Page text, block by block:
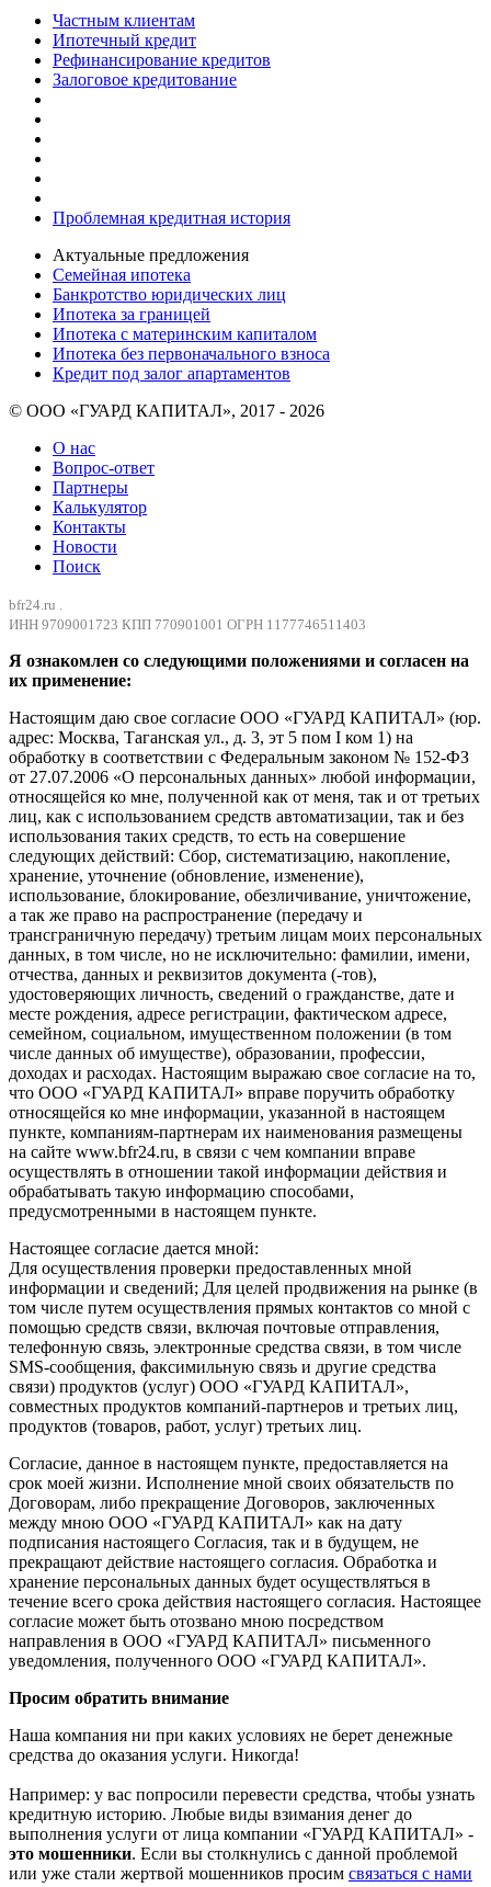
Частным клиентам
Ипотечный кредит
Рефинансирование кредитов
Залоговое кредитование
Проблемная кредитная история
Актуальные предложения
Семейная ипотека
Банкротство юридических лиц
Ипотека за границей
Ипотека с материнским капиталом
Ипотека без первоначального взноса
Кредит под залог апартаментов
© ООО «ГУАРД КАПИТАЛ», 2017 - 2026
О нас
Вопрос-ответ
Партнеры
Калькулятор
Контакты
Новости
Поиск
bfr24.ru .
ИНН 9709001723 КПП 770901001 ОГРН 1177746511403
Я ознакомлен со следующими положениями и согласен на
их применение:
Настоящим даю свое согласие ООО «ГУАРД КАПИТАЛ» (юр.
адрес: Москва, Таганская ул., д. 3, эт 5 пом I ком 1) на
обработку в соответствии с Федеральным законом № 152-ФЗ
от 27.07.2006 «О персональных данных» любой информации,
относящейся ко мне, полученной как от меня, так и от третьих
лиц, как с использованием средств автоматизации, так и без
использования таких средств, то есть на совершение
следующих действий: Сбор, систематизацию, накопление,
хранение, уточнение (обновление, изменение),
использование, блокирование, обезличивание, уничтожение,
а так же право на распространение (передачу и
трансграничную передачу) третьим лицам моих персональных
данных, в том числе, но не исключительно: фамилии, имени,
отчества, данных и реквизитов документа (-тов),
удостоверяющих личность, сведений о гражданстве, дате и
месте рождения, адресе регистрации, фактическом адресе,
семейном, социальном, имущественном положении (в том
числе данных об имуществе), образовании, профессии,
доходах и расходах. Настоящим выражаю свое согласие на то,
что ООО «ГУАРД КАПИТАЛ» вправе поручить обработку
относящейся ко мне информации, указанной в настоящем
пункте, компаниям-партнерам их наименования размещены
на сайте www.bfr24.ru, в связи с чем компании вправе
осуществлять в отношении такой информации действия и
обрабатывать такую информацию способами,
предусмотренными в настоящем пункте.
Настоящее согласие дается мной:
Для осуществления проверки предоставленных мной
информации и сведений; Для целей продвижения на рынке (в
том числе путем осуществления прямых контактов со мной с
помощью средств связи, включая почтовые отправления,
телефонную связь, электронные средства связи, в том числе
SMS-сообщения, факсимильную связь и другие средства
связи) продуктов (услуг) ООО «ГУАРД КАПИТАЛ»,
совместных продуктов компаний-партнеров и третьих лиц,
продуктов (товаров, работ, услуг) третьих лиц.
Согласие, данное в настоящем пункте, предоставляется на
срок моей жизни. Исполнение мной своих обязательств по
Договорам, либо прекращение Договоров, заключенных
между мною ООО «ГУАРД КАПИТАЛ» как на дату
подписания настоящего Согласия, так и в будущем, не
прекращают действие настоящего согласия. Обработка и
хранение персональных данных будет осуществляться в
течение всего срока действия настоящего согласия. Настоящее
согласие может быть отозвано мною посредством
направления в ООО «ГУАРД КАПИТАЛ» письменного
уведомления, полученного ООО «ГУАРД КАПИТАЛ».
Просим обратить внимание
Наша компания ни при каких условиях не берет денежные
средства до оказания услуги. Никогда!
Например: у вас попросили перевести средства, чтобы узнать
кредитную историю. Любые виды взимания денег до
выполнения услуги от лица компании «ГУАРД КАПИТАЛ» -
это мошенники. Если вы столкнулись с данной проблемой
или уже стали жертвой мошенников просим связаться с нами